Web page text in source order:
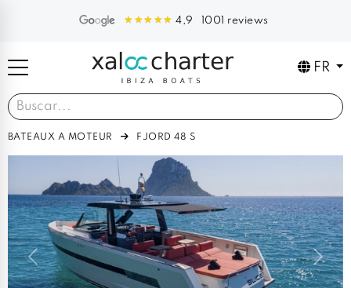
4,9 1001 reviews
FR
BATEAUX A MOTEUR FJORD 48 S
Previous Next